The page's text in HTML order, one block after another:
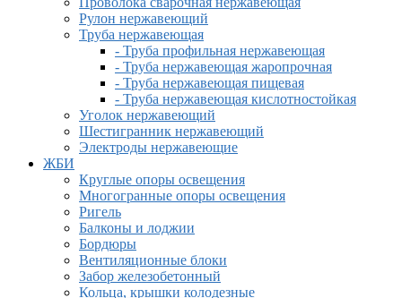
Рулон нержавеющий
Труба нержавеющая
- Труба профильная нержавеющая
- Труба нержавеющая жаропрочная
- Труба нержавеющая пищевая
- Труба нержавеющая кислотностойкая
Уголок нержавеющий
Шестигранник нержавеющий
Электроды нержавеющие
ЖБИ
Круглые опоры освещения
Многогранные опоры освещения
Ригель
Балконы и лоджии
Бордюры
Вентиляционные блоки
Забор железобетонный
Кольца, крышки колодезные